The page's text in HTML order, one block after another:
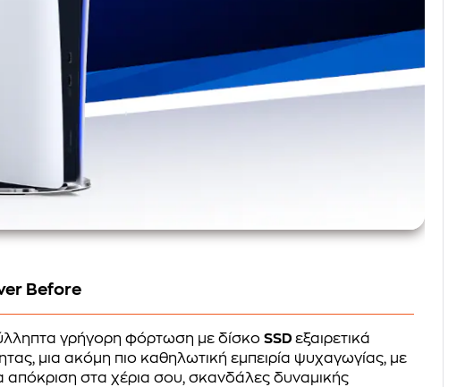
Before
γρήγορη φόρτωση με δίσκοSSDεξαιρετικά
μια ακόμη πιο καθηλωτική εμπειρία ψυχαγωγίας, με
απόκριση στα χέρια σου, σκανδάλες δυναμικής